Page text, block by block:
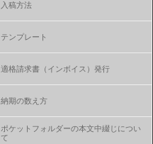
入稿方法
テンプレート
適格請求書（インボイス）発行
納期の数え方
ポケットフォルダーの本文中綴じについ
て